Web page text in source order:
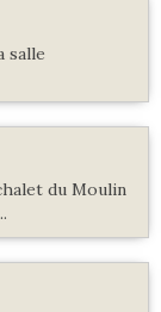
salle
du Moulin